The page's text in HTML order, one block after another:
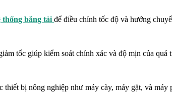
thống băng tải để điều chỉnh tốc độ và hướng
tốc giúp kiểm soát chính xác và độ mịn của
bị nông nghiệp như máy cày, máy gặt, và